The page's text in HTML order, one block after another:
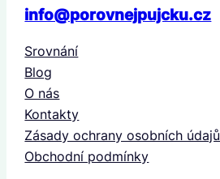
info@porovnejpujcku.cz
Srovnání
Blog
O nás
Kontakty
Zásady ochrany osobních údajů
Obchodní podmínky